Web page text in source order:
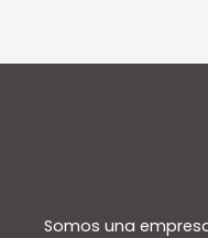
Somos una